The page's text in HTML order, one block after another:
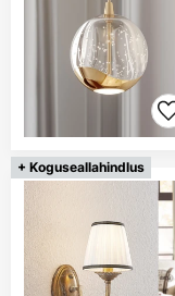
+ Koguseallahindlus